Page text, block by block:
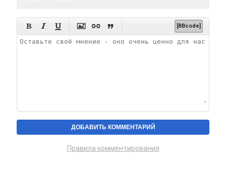
      [BBcode]
Правила комментирования